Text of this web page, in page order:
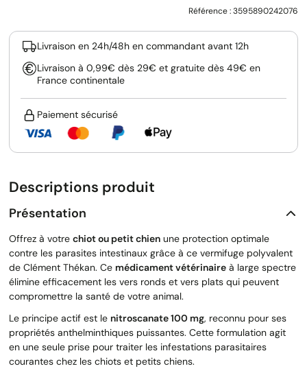
Référence :3595890242076
Livraison en 24h/48h en commandant avant 12h
Livraison à 0,99€ dès 29€ et gratuite dès 49€ en
France continentale
Paiement sécurisé
Descriptions produit
Présentation
Offrez à votre chiot ou petit chien une protection optimale
contre les parasites intestinaux grâce à ce vermifuge polyvalent
de Clément Thékan. Ce médicament vétérinaire à large spectre
élimine efficacement les vers ronds et vers plats qui peuvent
compromettre la santé de votre animal.
Le principe actif est le nitroscanate 100 mg, reconnu pour ses
propriétés anthelminthiques puissantes. Cette formulation agit
en une seule prise pour traiter les infestations parasitaires
courantes chez les chiots et petits chiens.